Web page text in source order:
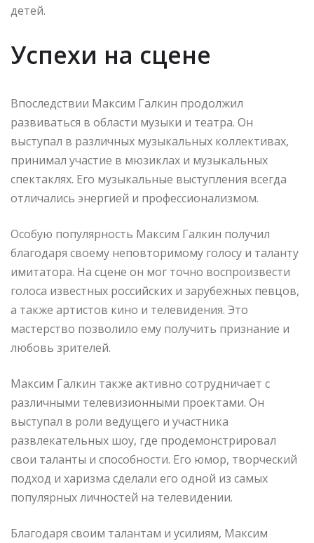
детей.
Успехи на сцене
Впоследствии Максим Галкин продолжил
развиваться в области музыки и театра. Он
выступал в различных музыкальных коллективах,
принимал участие в мюзиклах и музыкальных
спектаклях. Его музыкальные выступления всегда
отличались энергией и профессионализмом.
Особую популярность Максим Галкин получил
благодаря своему неповторимому голосу и таланту
имитатора. На сцене он мог точно воспроизвести
голоса известных российских и зарубежных певцов,
а также артистов кино и телевидения. Это
мастерство позволило ему получить признание и
любовь зрителей.
Максим Галкин также активно сотрудничает с
различными телевизионными проектами. Он
выступал в роли ведущего и участника
развлекательных шоу, где продемонстрировал
свои таланты и способности. Его юмор, творческий
подход и харизма сделали его одной из самых
популярных личностей на телевидении.
Благодаря своим талантам и усилиям, Максим